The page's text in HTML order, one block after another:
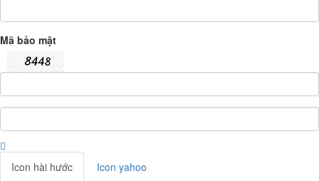
Mã bảo mật
Icon hài hước Icon yahoo